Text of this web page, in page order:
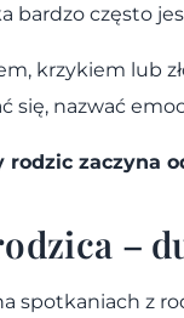
bardzo często
krzykiem lub
się, nazwać
rodzic zaczyna
–
spotkaniach z